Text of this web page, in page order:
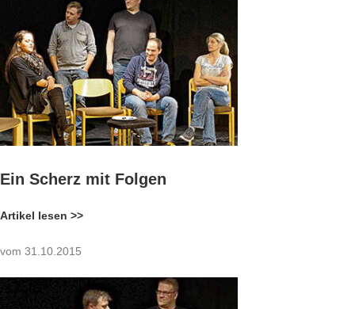
Ein Scherz mit Folgen
Artikel lesen >>
vom 31.10.2015